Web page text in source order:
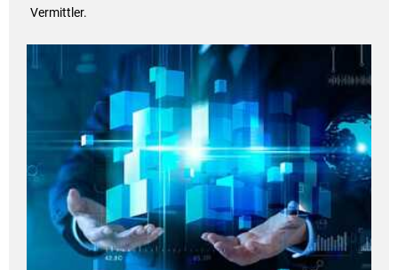
Vermittler.